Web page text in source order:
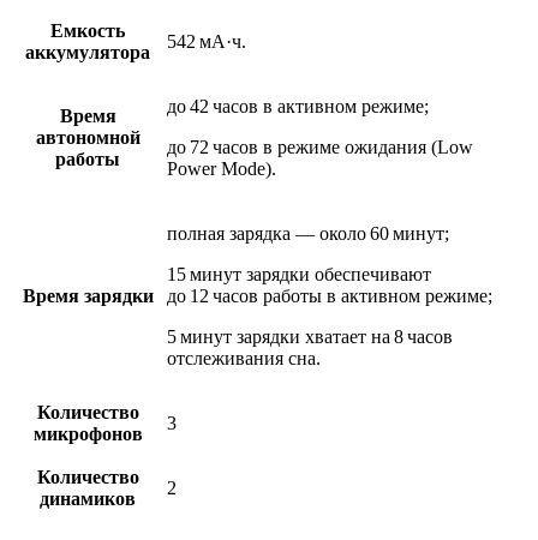
Емкость
аккумулятора
542 мА·ч.
Время
автономной
работы
до 42 часов в активном режиме;
до 72 часов в режиме ожидания (Low
Power Mode).
Время зарядки
полная зарядка — около 60 минут;
15 минут зарядки обеспечивают
до 12 часов работы в активном режиме;
5 минут зарядки хватает на 8 часов
отслеживания сна.
Количество
микрофонов
3
Количество
динамиков
2